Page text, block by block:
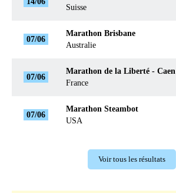
Suisse
07/06
Marathon Brisbane
Australie
07/06
Marathon de la Liberté - Caen
France
07/06
Marathon Steambot
USA
Voir tous les résultats